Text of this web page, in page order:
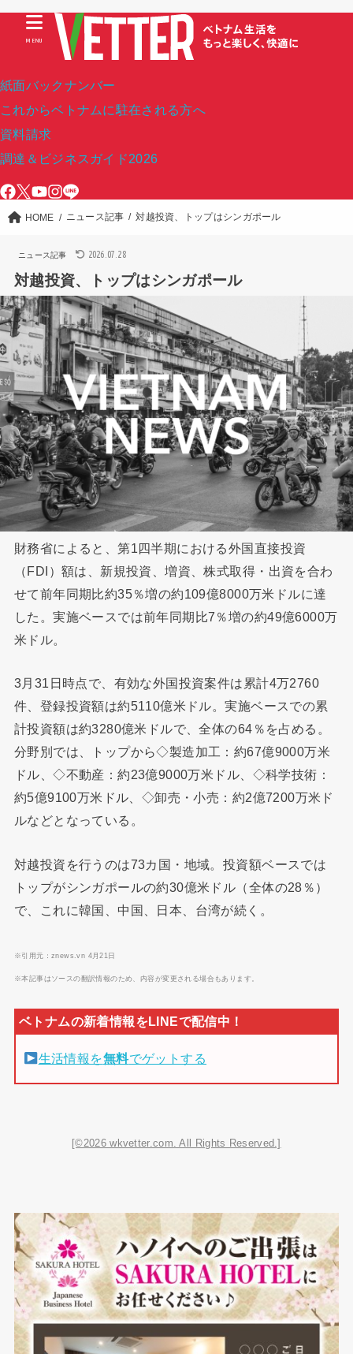
紙面バックナンバー
これからベトナムに駐在される方へ
資料請求
調達＆ビジネスガイド2026
MENU
HOME ニュース記事 対越投資、トップはシンガポール
ニュース記事 2026.07.28
対越投資、トップはシンガポール
財務省によると、第1四半期における外国直接投資
（FDI）額は、新規投資、増資、株式取得・出資を合わ
せて前年同期比約35％増の約109億8000万米ドルに達
した。実施ベースでは前年同期比7％増の約49億6000万
米ドル。
3月31日時点で、有効な外国投資案件は累計4万2760
件、登録投資額は約5110億米ドル。実施ベースでの累
計投資額は約3280億米ドルで、全体の64％を占める。
分野別では、トップから◇製造加工：約67億9000万米
ドル、◇不動産：約23億9000万米ドル、◇科学技術：
約5億9100万米ドル、◇卸売・小売：約2億7200万米ド
ルなどとなっている。
対越投資を行うのは73カ国・地域。投資額ベースでは
トップがシンガポールの約30億米ドル（全体の28％）
で、これに韓国、中国、日本、台湾が続く。
※引用元：znews.vn 4月21日
※本記事はソースの翻訳情報のため、内容が変更される場合もあります。
生活情報を無料でゲットする
[©2026 wkvetter.com. All Rights Reserved.]